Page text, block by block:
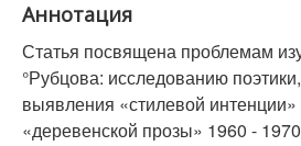
Аннотация
Статья посвящена проблемам
°Рубцова: исследованию
выявления «стилевой интенции»
«деревенской прозы» 1960 -